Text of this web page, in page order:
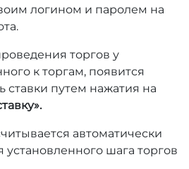
логином и паролем на
торгов у
к торгам, появится
ставки путем нажатия на
автоматически
шага торгов